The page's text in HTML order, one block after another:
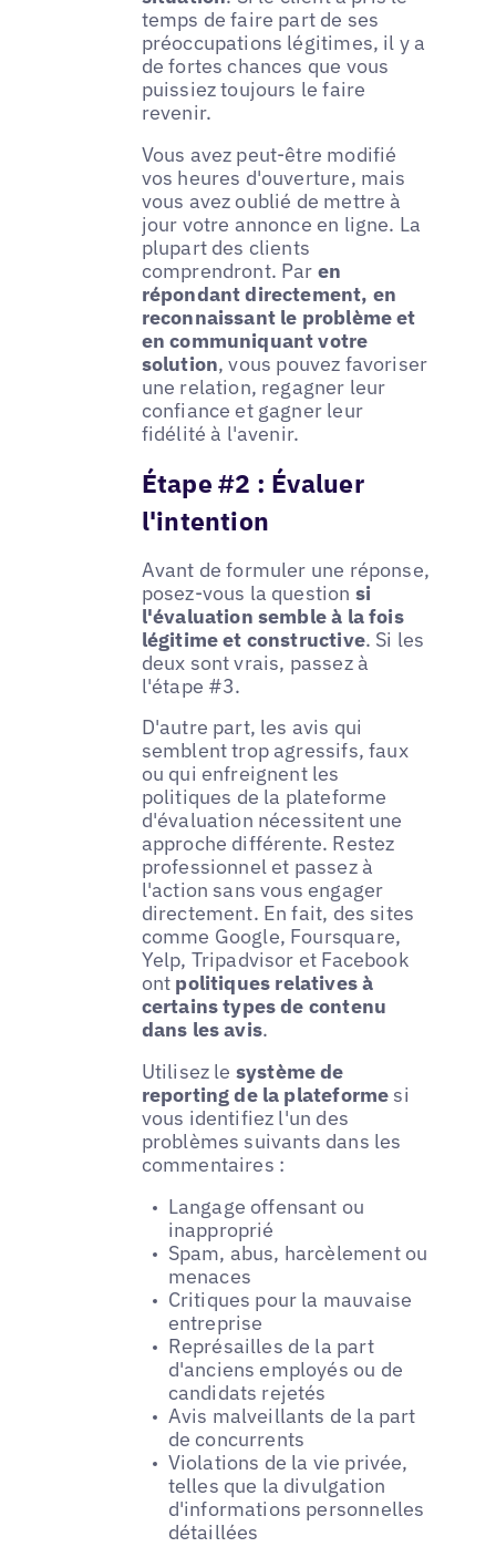
temps de faire part de ses
préoccupations légitimes, il y a
de fortes chances que vous
puissiez toujours le faire
revenir.
Vous avez peut-être modifié
vos heures d'ouverture, mais
vous avez oublié de mettre à
jour votre annonce en ligne. La
plupart des clients
comprendront. Par en
répondant directement, en
reconnaissant le problème et
en communiquant votre
solution, vous pouvez favoriser
une relation, regagner leur
confiance et gagner leur
fidélité à l'avenir.
Étape #2 : Évaluer
l'intention
Avant de formuler une réponse,
posez-vous la question si
l'évaluation semble à la fois
légitime et constructive. Si les
deux sont vrais, passez à
l'étape #3.
D'autre part, les avis qui
semblent trop agressifs, faux
ou qui enfreignent les
politiques de la plateforme
d'évaluation nécessitent une
approche différente. Restez
professionnel et passez à
l'action sans vous engager
directement. En fait, des sites
comme Google, Foursquare,
Yelp, Tripadvisor et Facebook
ont politiques relatives à
certains types de contenu
dans les avis.
Utilisez le système de
reporting de la plateforme si
vous identifiez l'un des
problèmes suivants dans les
commentaires :
Langage offensant ou
inapproprié
Spam, abus, harcèlement ou
menaces
Critiques pour la mauvaise
entreprise
Représailles de la part
d'anciens employés ou de
candidats rejetés
Avis malveillants de la part
de concurrents
Violations de la vie privée,
telles que la divulgation
d'informations personnelles
détaillées